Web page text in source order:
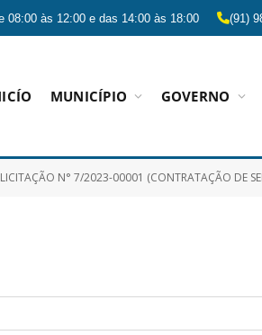
08:00 às 12:00 e das 14:00 às 18:00 (91)
MUNICÍPIO GOVERNO
00001 (CONTRATAÇÃO DE SERVIÇO ESPECIALIZADO EM TRANSPORTE ESCOLAR ÔNIBUS, MICRO-ÔNIBUS